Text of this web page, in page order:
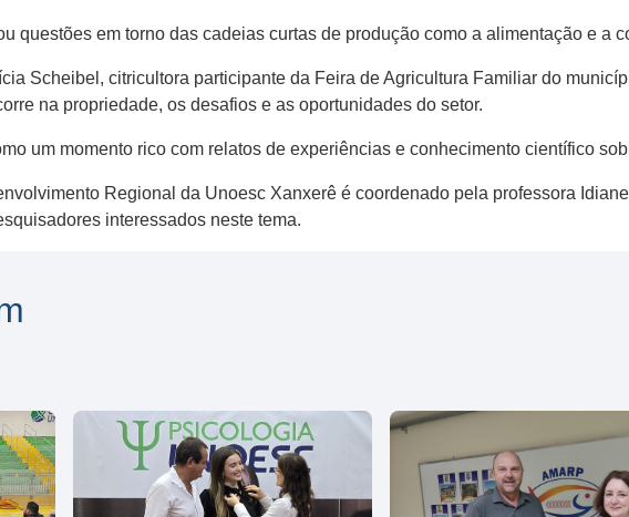
questões em torno das cadeias curtas de produção como a alimentação e a
Scheibel, citricultora participante da Feira de Agricultura Familiar do
na propriedade, os desafios e as oportunidades do setor.
um momento rico com relatos de experiências e conhecimento científico
Regional da Unoesc Xanxerê é coordenado pela professora
interessados neste tema.